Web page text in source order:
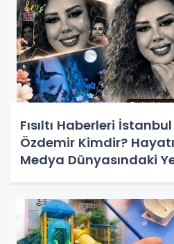
Fısıltı Haberleri
Özdemir Kimdir?
Medya Dünyasındaki